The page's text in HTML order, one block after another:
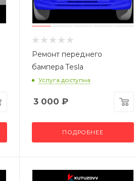
Ремонт переднего
бампера Tesla
Услуга доступна
3 000 ₽
ПОДРОБНЕЕ